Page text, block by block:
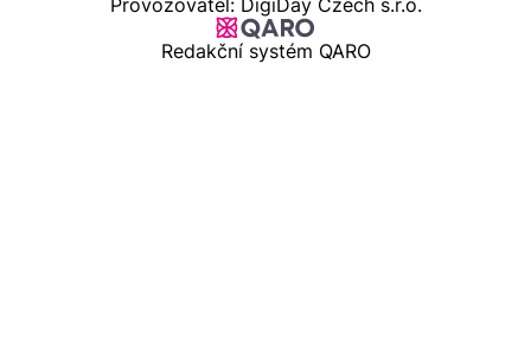
Provozovatel: DigiDay Czech s.r.o.
Redakční systém QARO